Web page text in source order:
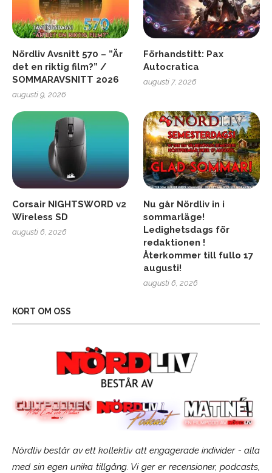
Nördliv Avsnitt 570 – ”Är
det en riktig film?” /
SOMMARAVSNITT 2026
augusti 9, 2026
Förhandstitt: Pax
Autocratica
augusti 7, 2026
Corsair NIGHTSWORD v2
Wireless SD
augusti 6, 2026
Nu går Nördliv in i
sommarläge!
Ledighetsdags för
redaktionen !
Återkommer till fullo 17
augusti!
augusti 6, 2026
KORT OM OSS
Nördliv består av ett kollektiv att engagerade individer - alla
med sin egen unika tillgång. Vi ger er recensioner, podcasts,